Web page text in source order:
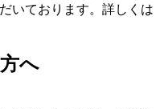
いております。詳しくは
へ